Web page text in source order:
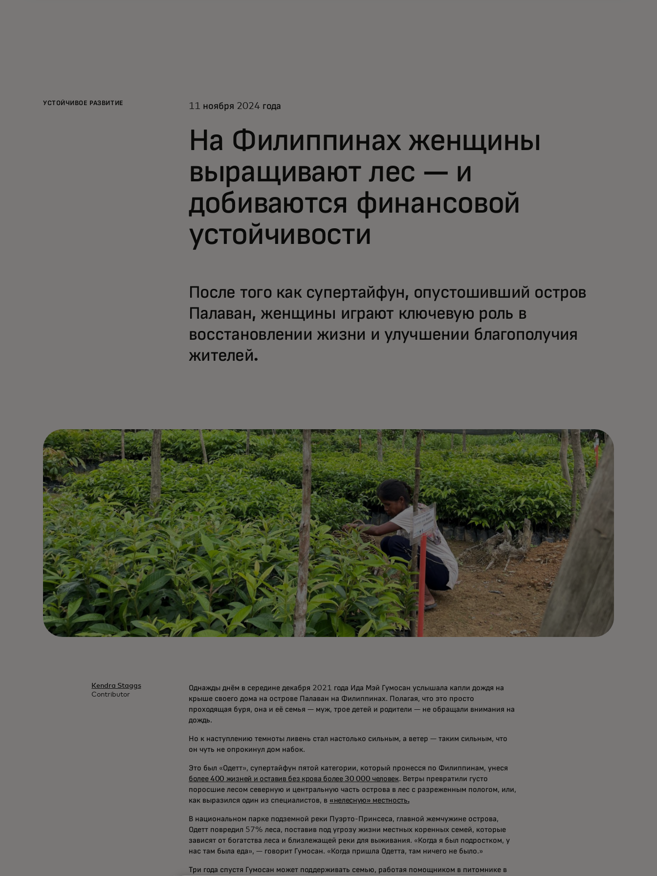
УСТОЙЧИВОЕ РАЗВИТИЕ 11 ноября 2024 года
На Филиппинах женщины
выращивают лес — и
добиваются финансовой
устойчивости
После того как супертайфун, опустошивший остров
Палаван, женщины играют ключевую роль в
восстановлении жизни и улучшении благополучия
жителей.
Kendra Staggs
Contributor
Однажды днём в середине декабря 2021 года Ида Мэй Гумосан услышала капли дождя на
крыше своего дома на острове Палаван на Филиппинах. Полагая, что это просто
проходящая буря, она и её семья — муж, трое детей и родители — не обращали внимания на
дождь.
Но к наступлению темноты ливень стал настолько сильным, а ветер — таким сильным, что
он чуть не опрокинул дом набок.
Это был «Одетт», супертайфун пятой категории, который пронесся по Филиппинам, унеся
более 400 жизней и оставив без крова более 30 000 человек. Ветры превратили густо
поросшие лесом северную и центральную часть острова в лес с разреженным пологом, или,
как выразился один из специалистов, в «нелесную» местность.
В национальном парке подземной реки Пуэрто-Принсеса, главной жемчужине острова,
Одетт повредил 57% леса, поставив под угрозу жизни местных коренных семей, которые
зависят от богатства леса и близлежащей реки для выживания. «Когда я был подростком, у
нас там была еда», — говорит Гумосан. «Когда пришла Одетта, там ничего не было.»
Три года спустя Гумосан может поддерживать семью, работая помощником в питомнике в